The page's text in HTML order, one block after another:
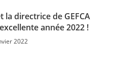
directrice de GEFCA
année 2022 !
2022